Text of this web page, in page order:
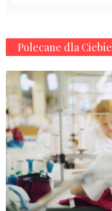
Polecane dla Ciebie